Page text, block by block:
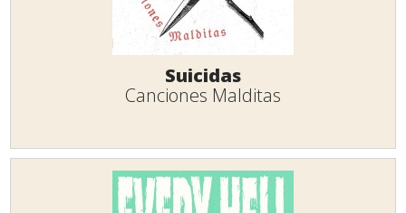
Suicidas
Canciones Malditas